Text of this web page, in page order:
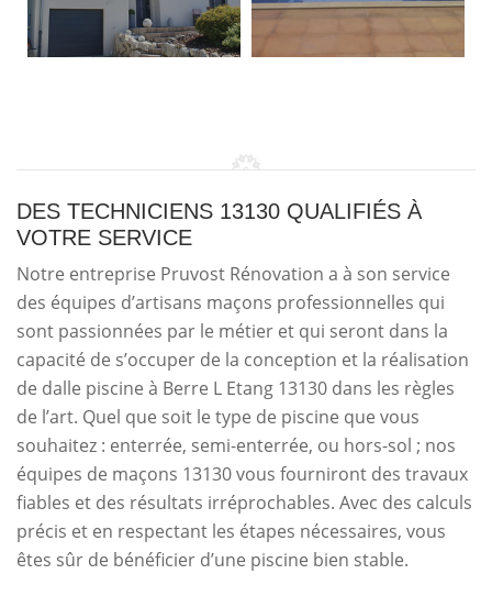
DES TECHNICIENS 13130 QUALIFIÉS À
VOTRE SERVICE
Notre entreprise Pruvost Rénovation a à son service
des équipes d’artisans maçons professionnelles qui
sont passionnées par le métier et qui seront dans la
capacité de s’occuper de la conception et la réalisation
de dalle piscine à Berre L Etang 13130 dans les règles
de l’art. Quel que soit le type de piscine que vous
souhaitez : enterrée, semi-enterrée, ou hors-sol ; nos
équipes de maçons 13130 vous fourniront des travaux
fiables et des résultats irréprochables. Avec des calculs
précis et en respectant les étapes nécessaires, vous
êtes sûr de bénéficier d’une piscine bien stable.